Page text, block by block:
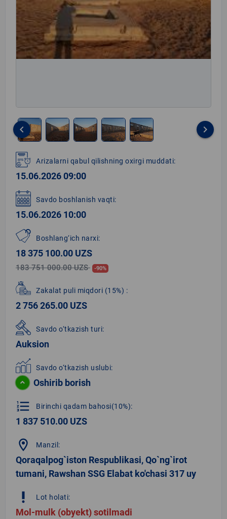
1
of
5
keyboard_arrow_left keyboard_arrow_right
Arizalarni qabul qilishning oxirgi muddati:
15.06.2026 09:00
Savdo boshlanish vaqti:
15.06.2026 10:00
Boshlang‘ich narxi:
18 375 100.00 UZS
183 751 000.00 UZS -90%
Zakalat puli miqdori (15%) :
2 756 265.00 UZS
Savdo o‘tkazish turi:
Auksion
Savdo o‘tkazish uslubi:
Oshirib borish
format_list_numbered Birinchi qadam bahosi(10%):
1 837 510.00 UZS
location_on Manzil:
Qoraqalpog`iston Respublikasi, Qo`ng`irot
tumani, Rawshan SSG Elabat ko'chasi 317 uy
priority_high Lot holati:
Mol-mulk (obyekt) sotilmadi